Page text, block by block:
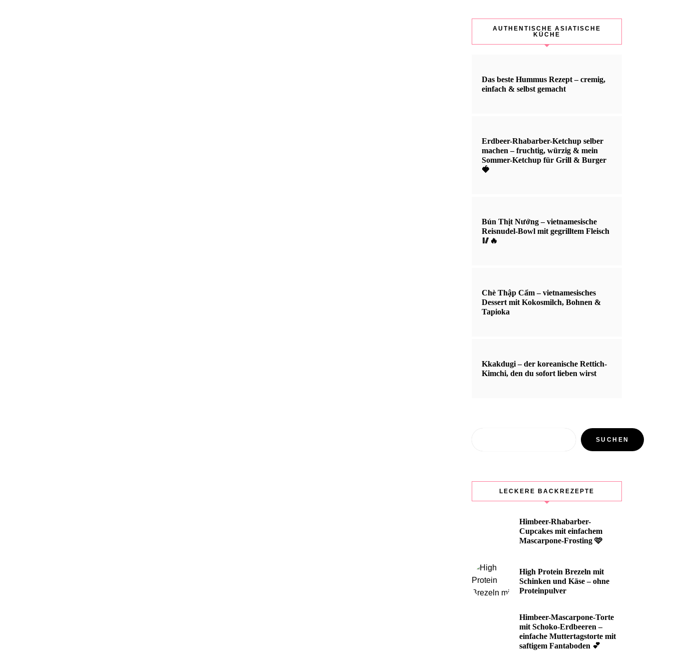
AUTHENTISCHE ASIATISCHE
KÜCHE
Das beste Hummus Rezept – cremig,
einfach & selbst gemacht
Erdbeer-Rhabarber-Ketchup selber
machen – fruchtig, würzig & mein
Sommer-Ketchup für Grill & Burger
🍓
Bún Thịt Nướng – vietnamesische
Reisnudel-Bowl mit gegrilltem Fleisch
🥢🔥
Chè Thập Cẩm – vietnamesisches
Dessert mit Kokosmilch, Bohnen &
Tapioka
Kkakdugi – der koreanische Rettich-
Kimchi, den du sofort lieben wirst
SUCHEN
LECKERE BACKREZEPTE
Himbeer-Rhabarber-
Cupcakes mit einfachem
Mascarpone-Frosting 🩷
High Protein Brezeln mit
Schinken und Käse – ohne
Proteinpulver
Himbeer-Mascarpone-Torte
mit Schoko-Erdbeeren –
einfache Muttertagstorte mit
saftigem Fantaboden 💕